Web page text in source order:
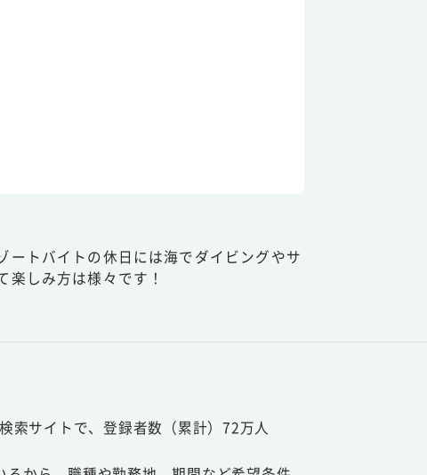
ートバイトの休日には海でダイビングやサ
しみ方は様々です！
索サイトで、登録者数（累計）72万人